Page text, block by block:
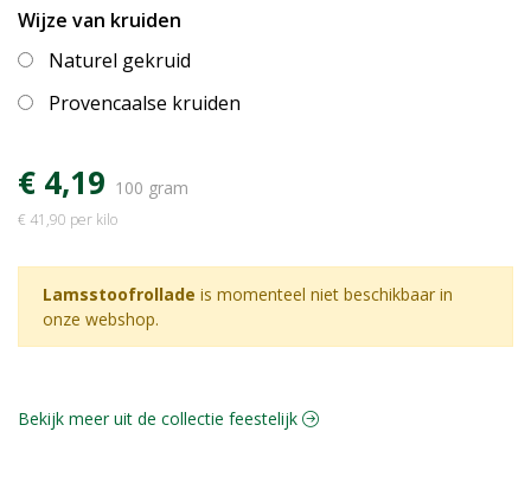
Wijze van kruiden
Naturel gekruid
Provencaalse kruiden
€ 4,19 100 gram
€ 41,90 per kilo
Lamsstoofrollade is momenteel niet beschikbaar in
onze webshop.
Bekijk meer uit de collectie feestelijk